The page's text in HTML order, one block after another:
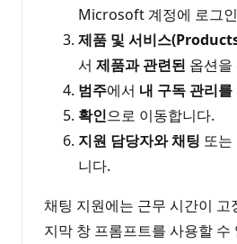
Microsoft 계정에 로그
제품 및 서비스
서 제품과 관련된 옵션을
범주에서 내 구독 관리를
확인으로 이동합니다.
지원 담당자와 채팅 또는
니다.
채팅 지원에는 근무 시간이 고
지막 창 프롬프트를 사용할 수